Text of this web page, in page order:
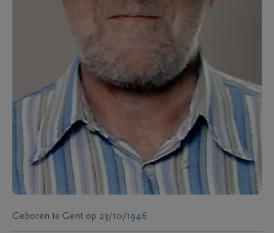
Geboren te Gent op 23/10/1946